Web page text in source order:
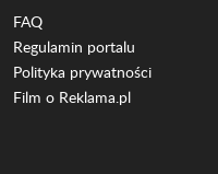
FAQ
Regulamin portalu
Polityka prywatności
Film o Reklama.pl